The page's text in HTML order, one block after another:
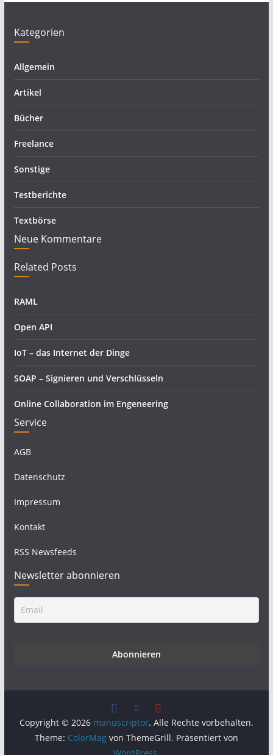
Kategorien
Allgemein
Artikel
Bücher
Freelance
Sonstige
Testberichte
Textbörse
Neue Kommentare
Related Posts
RAML
Open API
IoT – das Internet der Dinge
SOAP – Signieren und Verschlüsseln
Online Collaboration im Engeneering
Service
AGB
Datenschutz
Impressum
Kontakt
RSS Newsfeeds
Newsletter abonnieren
Copyright © 2026 manuscriptor. Alle Rechte vorbehalten.
Theme: ColorMagvon ThemeGrill. Präsentiert von